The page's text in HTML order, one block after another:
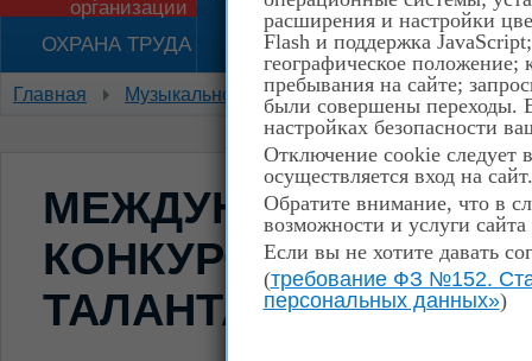
расширения и настройки
Flash и поддержка
географическое положение;
пребывания на сайте;
были совершены переходы.
настройках безопасности
Отключение cookie следует
осуществляется вход на сайт.
Обратите внимание, что в
возможности и услуги
Если вы не хотите давать
(требование ФЗ №152.
персональных данных»)
организации
ОХРАНА ТРУДА НЕТ КОРРУПЦИИ!
Главная Музыкальное отделение Духовой отдел
МЕЖДУНАРОДНЫЙ
КОНКУРС ИСКУССТВ
ТАЛАНТА»